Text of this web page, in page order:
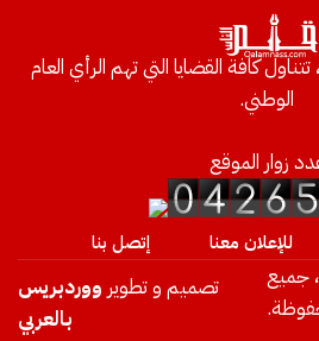
كافة القضايا التي تهم الرأي العام
الوطني.
زوار الموقع
للإعلان معنا إتصل بنا
قلم الناس © 2026، جميع
تصميم و تطوير ووردبريس
بالعربي